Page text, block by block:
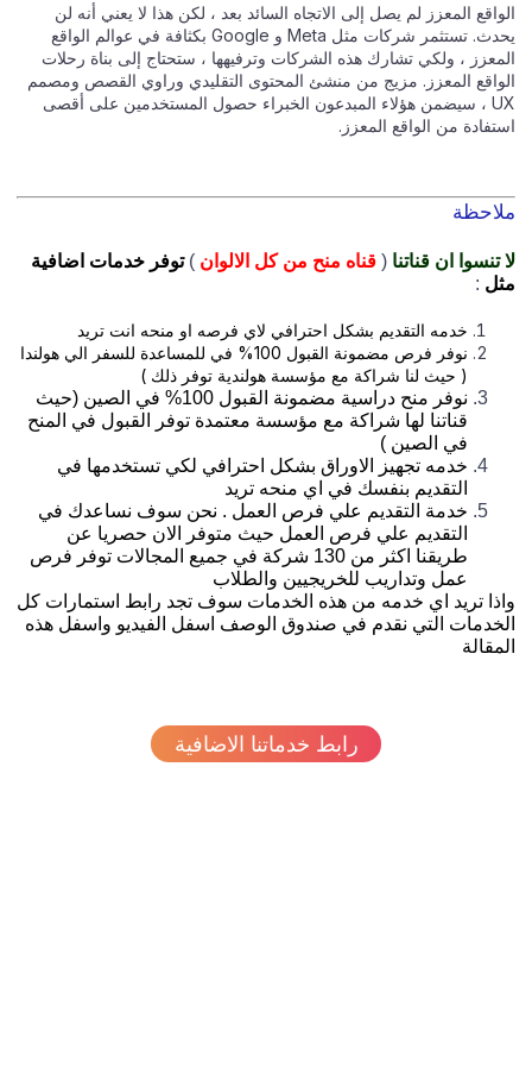
المعزز لم يصل إلى الاتجاه السائد بعد ، لكن هذا لا يعني أنه لن
يحدث. تستثمر شركات مثل Meta و Google بكثافة في عوالم الواقع
، ولكي تشارك هذه الشركات وترفيهها ، ستحتاج إلى بناة رحلات
المعزز. مزيج من منشئ المحتوى التقليدي وراوي القصص ومصمم
UX ، سيضمن هؤلاء المبدعون الخبراء حصول المستخدمين على أقصى
من الواقع المعزز.
تنسوا ان قناتنا( قناه منح من كل الالوان) توفر خدمات اضافية
:
خدمه التقديم بشكل احترافي لاي فرصه او منحه انت تريد
نوفر فرص مضمونة القبول 100% في للمساعدة للسفر الي هولندا
( حيث لنا شراكة مع مؤسسة هولندية توفر ذلك )
نوفر منح دراسية مضمونة القبول 100% في الصين (حيث
قناتنا لها شراكة مع مؤسسة معتمدة توفر القبول في المنح
في الصين )
خدمه تجهيز الاوراق بشكل احترافي لكي تستخدمها في
التقديم بنفسك في اي منحه تريد
خدمة التقديم علي فرص العمل . نحن سوف نساعدك في
التقديم علي فرص العمل حيث متوفر الان حصريا عن
طريقنا اكثر من 130 شركة في جميع المجالات توفر فرص
عمل وتداريب للخريجيين والطلاب
تريد اي خدمه من هذه الخدمات سوف تجد رابط استمارات كل
التي نقدم في صندوق الوصف اسفل الفيديو واسفل هذه
رابط خدماتنا الاضافية